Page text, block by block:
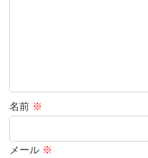
名前 ※
メール ※